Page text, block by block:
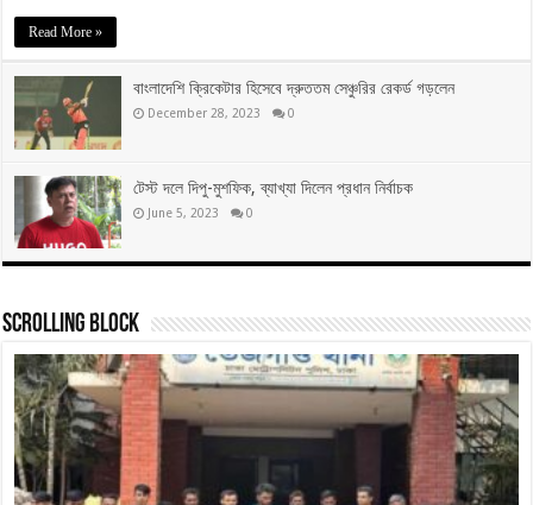
Read More »
বাংলাদেশি ক্রিকেটার হিসেবে দ্রুততম সেঞ্চুরির রেকর্ড গড়লেন
December 28, 2023 0
টেস্ট দলে দিপু-মুশফিক, ব্যাখ্যা দিলেন প্রধান নির্বাচক
June 5, 2023 0
Scrolling Block